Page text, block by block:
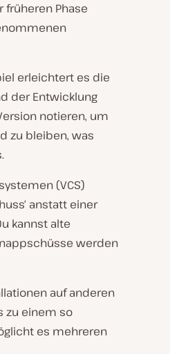
früheren Phase
erleichtert es die
der Entwicklung
notieren, um
zu bleiben, was
(VCS)
anstatt einer
kannst alte
werden
auf anderen
zu einem so
es mehreren